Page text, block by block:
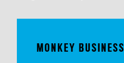
MONKEY BUSINESS